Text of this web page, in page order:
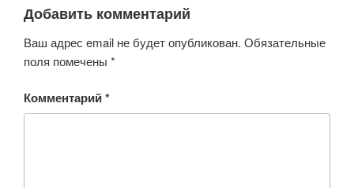
ki
Добавить комментарий
Ваш адрес email не будет опубликован. Обязательные
поля помечены *
Комментарий*